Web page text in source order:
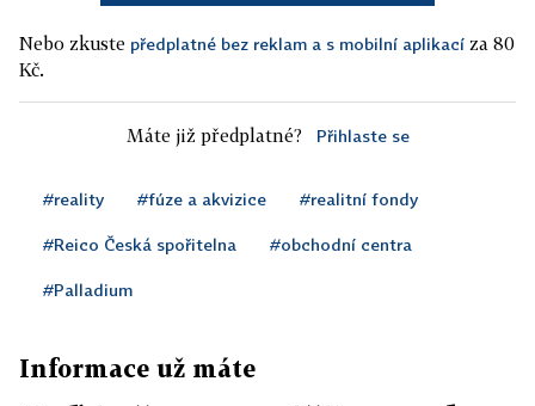
Nebo zkuste předplatné bez reklam a s mobilní aplikací za 80
Kč.
Máte již předplatné? Přihlaste se
#reality #fúze a akvizice #realitní fondy
#Reico Česká spořitelna #obchodní centra
#Palladium
Informace už máte